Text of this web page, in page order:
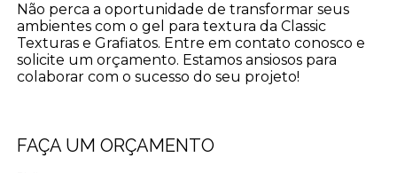
Não perca a oportunidade de transformar seus
ambientes com o gel para textura da Classic
Texturas e Grafiatos. Entre em contato conosco e
solicite um orçamento. Estamos ansiosos para
colaborar com o sucesso do seu projeto!
FAÇA UM ORÇAMENTO